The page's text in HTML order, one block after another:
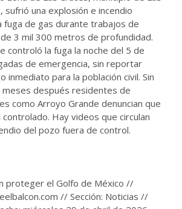
sufrió una explosión e incendio
fuga de gas durante trabajos de
3 mil 300 metros de profundidad.
controló la fuga la noche del 5 de
de emergencia, sin reportar
inmediato para la población civil. Sin
después residentes de
como Arroyo Grande denuncian que
Hay videos que circulan
del pozo fuera de control.
proteger el Golfo de México //
// Sección: Noticias //